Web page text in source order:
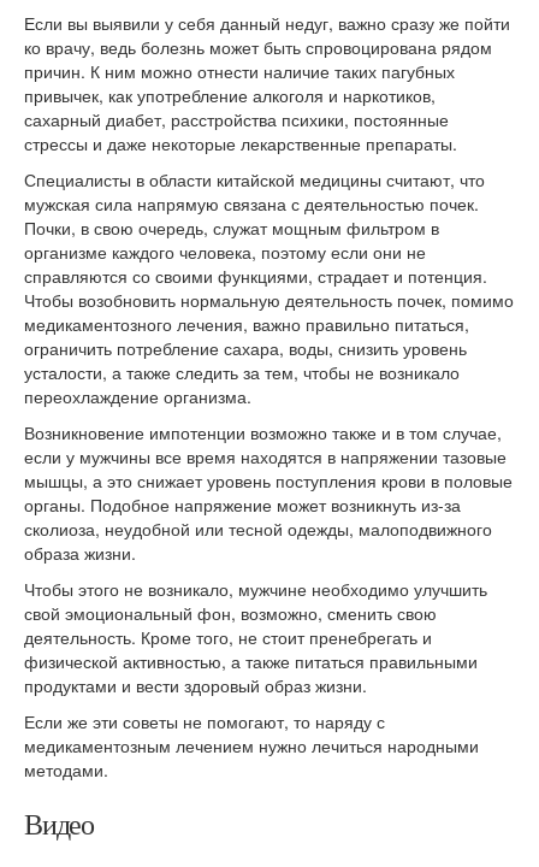
Если вы выявили у себя данный недуг, важно сразу же пойти
ко врачу, ведь болезнь может быть спровоцирована рядом
причин. К ним можно отнести наличие таких пагубных
привычек, как употребление алкоголя и наркотиков,
сахарный диабет, расстройства психики, постоянные
стрессы и даже некоторые лекарственные препараты.
Специалисты в области китайской медицины считают, что
мужская сила напрямую связана с деятельностью почек.
Почки, в свою очередь, служат мощным фильтром в
организме каждого человека, поэтому если они не
справляются со своими функциями, страдает и потенция.
Чтобы возобновить нормальную деятельность почек, помимо
медикаментозного лечения, важно правильно питаться,
ограничить потребление сахара, воды, снизить уровень
усталости, а также следить за тем, чтобы не возникало
переохлаждение организма.
Возникновение импотенции возможно также и в том случае,
если у мужчины все время находятся в напряжении тазовые
мышцы, а это снижает уровень поступления крови в половые
органы. Подобное напряжение может возникнуть из-за
сколиоза, неудобной или тесной одежды, малоподвижного
образа жизни.
Чтобы этого не возникало, мужчине необходимо улучшить
свой эмоциональный фон, возможно, сменить свою
деятельность. Кроме того, не стоит пренебрегать и
физической активностью, а также питаться правильными
продуктами и вести здоровый образ жизни.
Если же эти советы не помогают, то наряду с
медикаментозным лечением нужно лечиться народными
методами.
Видео